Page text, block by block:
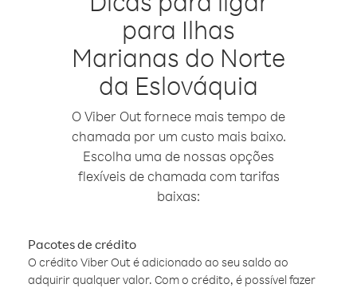
para Ilhas
Marianas do Norte
da Eslováquia
O Viber Out fornece mais tempo de
chamada por um custo mais baixo.
Escolha uma de nossas opções
flexíveis de chamada com tarifas
baixas:
Pacotes de crédito
O crédito Viber Out é adicionado ao seu saldo ao
adquirir qualquer valor. Com o crédito, é possível fazer